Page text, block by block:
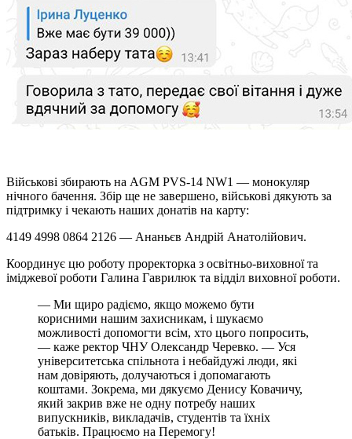
Військові збирають на AGM PVS-14 NW1 — монокуляр
нічного бачення. Збір ще не завершено, військові дякують за
підтримку і чекають наших донатів на карту:
4149 4998 0864 2126 — Ананьєв Андрій Анатолійович.
Координує цю роботу проректорка з освітньо-виховної та
іміджевої роботи Галина Гаврилюк та відділ виховної роботи.
— Ми щиро радіємо, якщо можемо бути
корисними нашим захисникам, і шукаємо
можливості допомогти всім, хто цього попросить,
— каже ректор ЧНУ Олександр Черевко. — Уся
університетська спільнота і небайдужі люди, які
нам довіряють, долучаються і допомагають
коштами. Зокрема, ми дякуємо Денису Ковачичу,
який закрив вже не одну потребу наших
випускників, викладачів, студентів та їхніх
батьків. Працюємо на Перемогу!